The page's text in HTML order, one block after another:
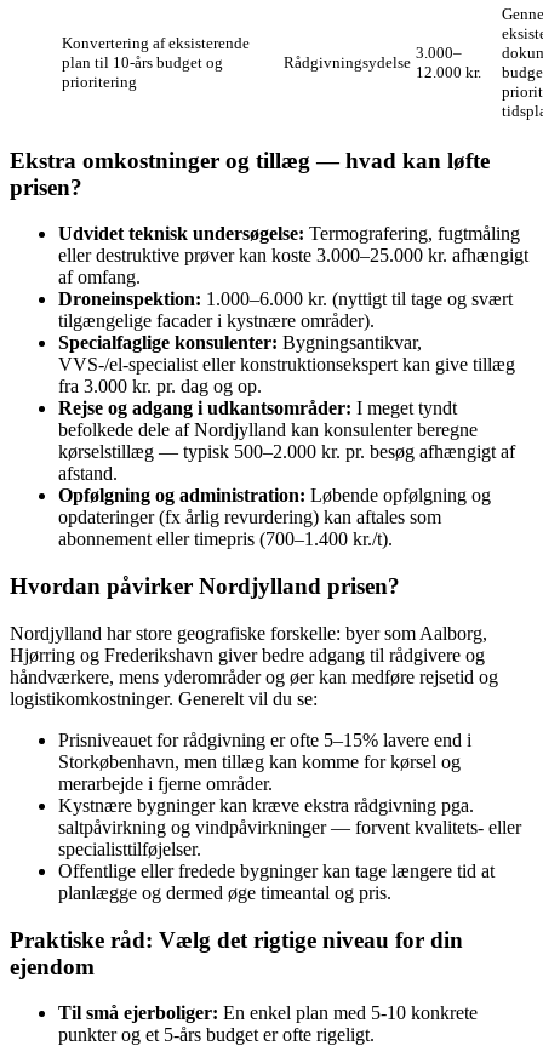
Konvertering af eksisterende
plan til 10‑års budget og
prioritering
Rådgivningsydelse
3.000–
12.000 kr.
Ekstra omkostninger og tillæg — hvad kan løfte
prisen?
Udvidet teknisk undersøgelse: Termografering, fugtmåling
eller destruktive prøver kan koste 3.000–25.000 kr. afhængigt
af omfang.
Droneinspektion: 1.000–6.000 kr. (nyttigt til tage og svært
tilgængelige facader i kystnære områder).
Specialfaglige konsulenter: Bygningsantikvar,
VVS-/el‑specialist eller konstruktionsekspert kan give tillæg
fra 3.000 kr. pr. dag og op.
Rejse og adgang i udkantsområder: I meget tyndt
befolkede dele af Nordjylland kan konsulenter beregne
kørselstillæg — typisk 500–2.000 kr. pr. besøg afhængigt af
afstand.
Opfølgning og administration: Løbende opfølgning og
opdateringer (fx årlig revurdering) kan aftales som
abonnement eller timepris (700–1.400 kr./t).
Hvordan påvirker Nordjylland prisen?
Nordjylland har store geografiske forskelle: byer som Aalborg,
Hjørring og Frederikshavn giver bedre adgang til rådgivere og
håndværkere, mens yderområder og øer kan medføre rejsetid og
logistikomkostninger. Generelt vil du se:
Prisniveauet for rådgivning er ofte 5–15% lavere end i
Storkøbenhavn, men tillæg kan komme for kørsel og
merarbejde i fjerne områder.
Kystnære bygninger kan kræve ekstra rådgivning pga.
saltpåvirkning og vindpåvirkninger — forvent kvalitets‑ eller
specialisttilføjelser.
Offentlige eller fredede bygninger kan tage længere tid at
planlægge og dermed øge timeantal og pris.
Praktiske råd: Vælg det rigtige niveau for din
ejendom
Til små ejerboliger: En enkel plan med 5‑10 konkrete
punkter og et 5‑års budget er ofte rigeligt.